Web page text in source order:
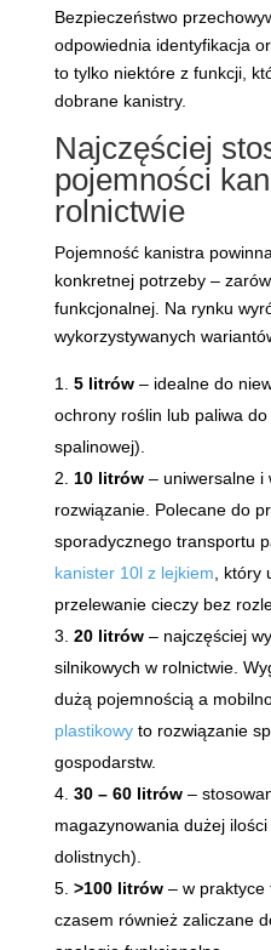
Bezpieczeństwo
odpowiednia identyfikacja
to tylko niektóre z funkcji,
dobrane kanistry.
Najczęściej
pojemności
rolnictwie
Pojemność kanistra
konkretnej potrzeby –
funkcjonalnej. Na rynku
wykorzystywanych
5 litrów– idealne do
ochrony roślin lub paliwa
spalinowej).
10 litrów– uniwersalne i
rozwiązanie. Polecane do
sporadycznego transportu
kanister 10l z lejkiem, który
przelewanie cieczy bez
20 litrów– najczęściej
silnikowych w rolnictwie.
dużą pojemnością a
plastikowyto rozwiązanie
gospodarstw.
30 – 60 litrów–
magazynowania dużej
dolistnych).
>100 litrów– w praktyce
czasem również zaliczane